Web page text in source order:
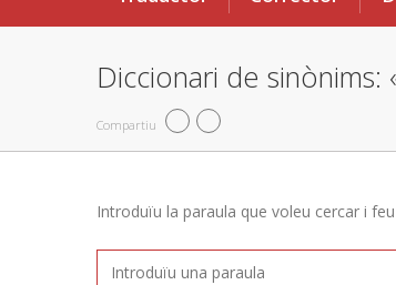
Diccionari de sinònims:
Compartiu
Introduïu la paraula que voleu cercar i